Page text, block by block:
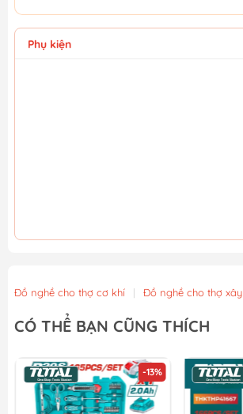
Phụ kiện
Đồ nghề cho thợ cơ khí | Đồ nghề cho thợ xây
CÓ THỂ BẠN CŨNG THÍCH
-13%